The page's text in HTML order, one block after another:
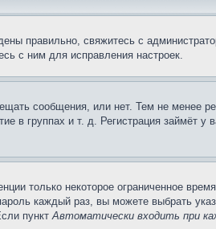
правильно, свяжитесь с
с ним для исправления настроек.
сообщения, или нет. Тем не менее
в группах и т. д. Регистрация займёт у
только некоторое ограниченное
каждый раз, вы можете выбрать
пунктАвтоматически входить при